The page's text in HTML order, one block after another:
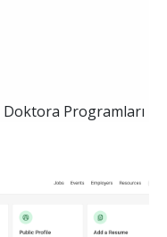
Doktora Programları